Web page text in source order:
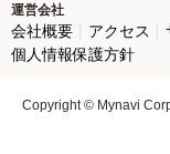
運営会社
会社概要 アクセス
個人情報保護方針
Copyright © Mynavi